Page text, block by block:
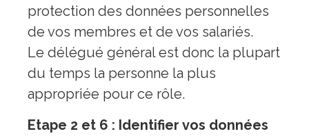
protection des données personnelles
de vos membres et de vos salariés.
Le délégué général est donc la plupart
du temps la personne la plus
appropriée pour ce rôle.
Etape 2 et 6 : Identifier vos données